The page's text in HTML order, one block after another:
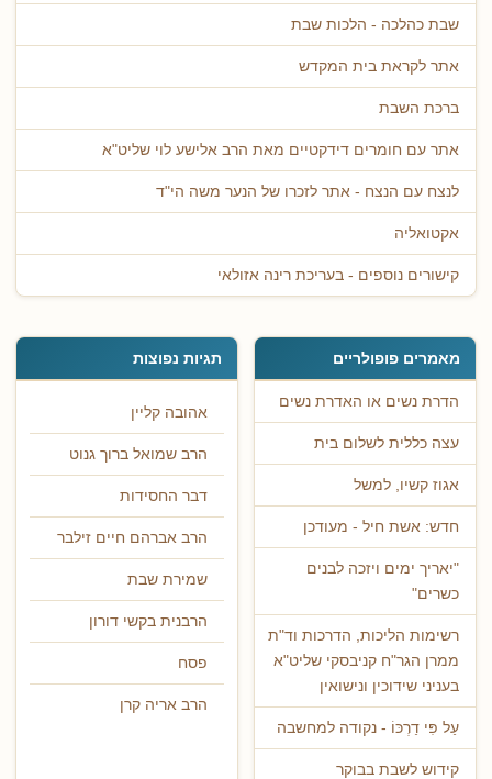
שבת כהלכה - הלכות שבת
אתר לקראת בית המקדש
ברכת השבת
אתר עם חומרים דידקטיים מאת הרב אלישע לוי שליט"א
לנצח עם הנצח - אתר לזכרו של הנער משה הי"ד
אקטואליה
קישורים נוספים - בעריכת רינה אזולאי
מאמרים פופולריים
הדרת נשים או האדרת נשים
עצה כללית לשלום בית
אגוז קשיו, למשל
חדש: אשת חיל - מעודכן
"יאריך ימים ויזכה לבנים
כשרים"
רשימות הליכות, הדרכות וד"ת
ממרן הגר"ח קניבסקי שליט"א
בעניני שידוכין ונישואין
עַל פִּי דַרְכּוֹ - נקודה למחשבה
קידוש לשבת בבוקר
תגיות נפוצות
אהובה קליין
הרב שמואל ברוך גנוט
דבר החסידות
הרב אברהם חיים זילבר
שמירת שבת
הרבנית בקשי דורון
פסח
הרב אריה קרן